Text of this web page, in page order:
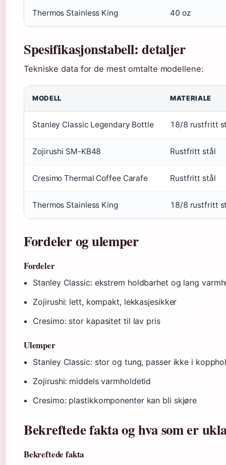
Thermos Stainless King 40 oz
Spesifikasjonstabell: detaljer
Tekniske data for de mest omtalte modellene:
MODELL MATERIALE
Stanley Classic Legendary Bottle 18/8 rustfritt
Zojirushi SM-KB48 Rustfritt stål
Cresimo Thermal Coffee Carafe Rustfritt stål
Thermos Stainless King 18/8 rustfritt
Fordeler og ulemper
Fordeler
Stanley Classic: ekstrem holdbarhet og lang
Zojirushi: lett, kompakt, lekkasjesikker
Cresimo: stor kapasitet til lav pris
Ulemper
Stanley Classic: stor og tung, passer ikke i
Zojirushi: middels varmholdetid
Cresimo: plastikkomponenter kan bli skjøre
Bekreftede fakta og hva som er
Bekreftede fakta